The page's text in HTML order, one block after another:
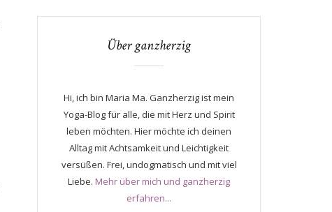
Über ganzherzig
Hi, ich bin Maria Ma. Ganzherzig ist mein
Yoga-Blog für alle, die mit Herz und Spirit
leben möchten. Hier möchte ich deinen
Alltag mit Achtsamkeit und Leichtigkeit
versüßen. Frei, undogmatisch und mit viel
Liebe. Mehr über mich und ganzherzig
erfahren...